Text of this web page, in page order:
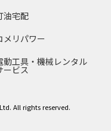
油宅配
メリパワー
動工具・機械レンタル
ービス
All rights reserved.